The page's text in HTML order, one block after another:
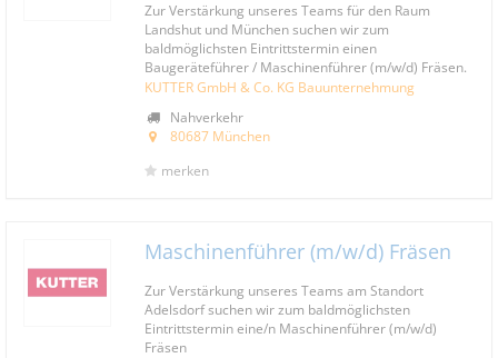
Zur Verstärkung unseres Teams für den Raum
Landshut und München suchen wir zum
baldmöglichsten Eintrittstermin einen
Baugeräteführer / Maschinenführer (m/w/d) Fräsen.
KUTTER GmbH & Co. KG Bauunternehmung
Nahverkehr
80687 München
merken
Maschinenführer (m/w/d) Fräsen
Zur Verstärkung unseres Teams am Standort
Adelsdorf suchen wir zum baldmöglichsten
Eintrittstermin eine/n Maschinenführer (m/w/d)
Fräsen